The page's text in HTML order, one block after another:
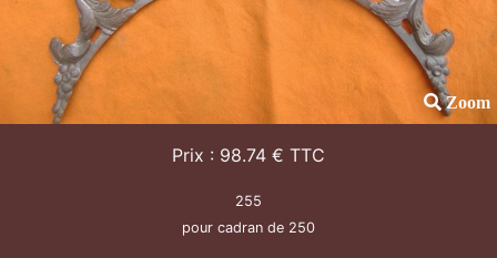
Zoom
Prix : 98.74 € TTC
255
pour cadran de 250